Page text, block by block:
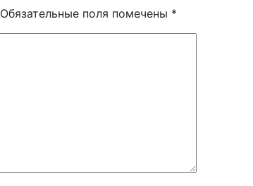
Обязательные поля помечены *